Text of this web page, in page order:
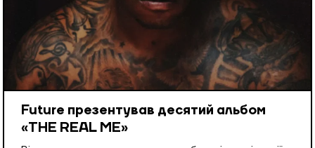
Future презентував десятий альбом
«THE REAL ME»